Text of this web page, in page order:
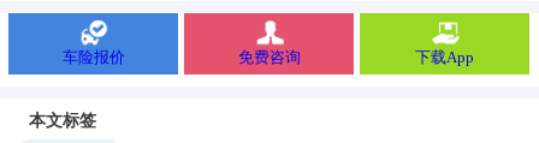
车险报价 免费咨询 下载App
本文标签